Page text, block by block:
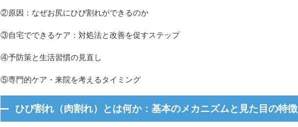
②原因：なぜお尻にひび割れができるのか
③自宅でできるケア：対処法と改善を促すステップ
④予防策と生活習慣の見直し
⑤専門的ケア・来院を考えるタイミング
ひび割れ（肉割れ）とは何か：基本のメカニズムと見た目の特徴